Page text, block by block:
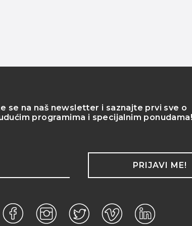
se na naš newsletter i saznajte prvi sve o
programima i specijalnim
PRIJAVI ME!